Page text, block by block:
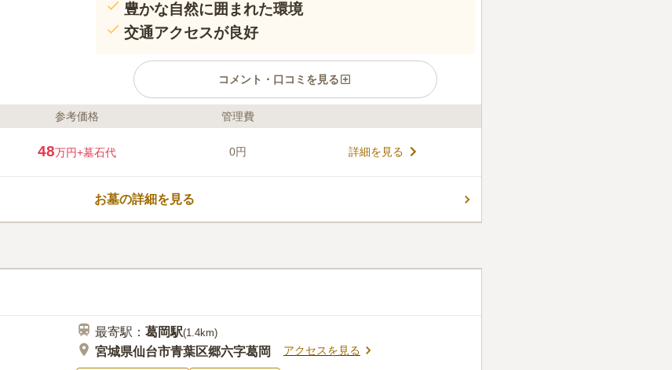
豊かな自然に囲まれた環境
交通アクセスが良好
コメント・口コミを見る
参考価格 管理費
48万円+墓石代 0円 詳細を見る
お墓の詳細を見る
最寄駅： 葛岡駅(1.4km)
宮城県仙台市青葉区郷六字葛岡 アクセスを見る